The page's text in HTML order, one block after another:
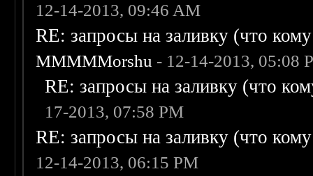
12-14-2013, 09:46 AM
RE: запросы на заливку (что
MMMMMorshu - 12-14-2013, 05:08
RE: запросы на заливку (что
17-2013, 07:58 PM
RE: запросы на заливку (что
12-14-2013, 06:15 PM